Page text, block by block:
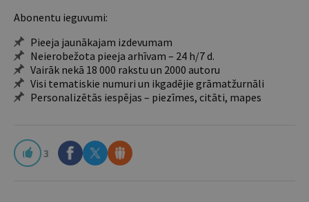
Abonentu ieguvumi:
Pieeja jaunākajam izdevumam
Neierobežota pieeja arhīvam – 24 h/7 d.
Vairāk nekā 18 000 rakstu un 2000 autoru
Visi tematiskie numuri un ikgadējie grāmatžurnāli
Personalizētās iespējas – piezīmes, citāti, mapes
3